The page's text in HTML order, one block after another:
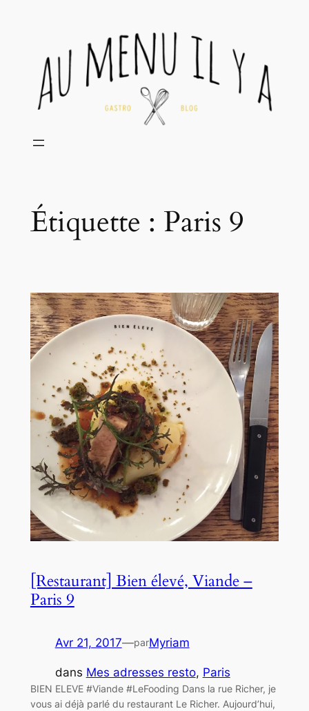
Étiquette : Paris 9
[Restaurant] Bien élevé, Viande –
Paris 9
Avr 21, 2017—parMyriam
dans Mes adresses resto, Paris
BIEN ELEVE #Viande #LeFooding Dans la rue Richer, je
vous ai déjà parlé du restaurant Le Richer. Aujourd’hui,